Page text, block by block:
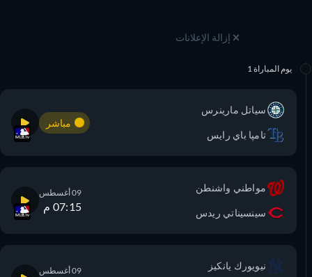
إزالة الإعلانات
يوم المباراة 1
سياتل مارينرس
تامپا باي رايس
مباشر
مواطني واشنطن
سينسيناتي ريدس 07:15 م
نيويورك يانكيز